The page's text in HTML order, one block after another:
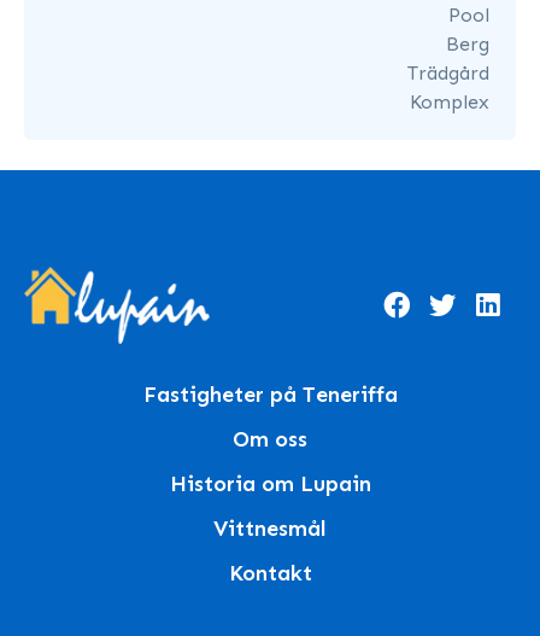
Pool
Berg
Trädgård
Komplex
Fastigheter på Teneriffa
Om oss
Historia om Lupain
Vittnesmål
Kontakt